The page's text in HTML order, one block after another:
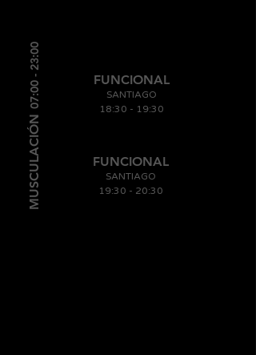
FUNCIONAL
SANTIAGO
19:30 - 20:30
FUNCIONAL
SANTIAGO
18:30 - 19:30
MUSCULACIÓN
07:00 - 23:00